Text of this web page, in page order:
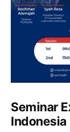
Seminar
Indonesia